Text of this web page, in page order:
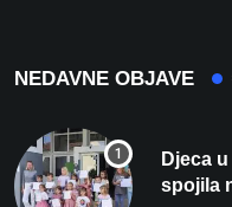
NEDAVNE OBJAVE
Djeca
spojila